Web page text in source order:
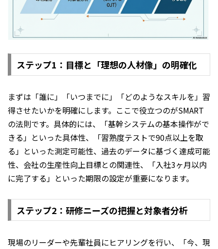
ステップ1：目標と「理想の人材像」の明確化
まずは「誰に」「いつまでに」「どのようなスキルを」習
得させたいかを明確にします。ここで役立つのがSMART
の法則です。具体的には、「基幹システムの基本操作がで
きる」といった具体性、「習熟度テストで90点以上を取
る」といった測定可能性、過去のデータに基づく達成可能
性、会社の生産性向上目標との関連性、「入社3ヶ月以内
に完了する」といった期限の設定が重要になります。
ステップ2：研修ニーズの把握と対象者分析
現場のリーダーや先輩社員にヒアリングを行い、「今、現